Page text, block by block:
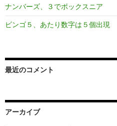
ナンバーズ、３でボックスニア
ビンゴ５、あたり数字は５個出現
最近のコメント
アーカイブ